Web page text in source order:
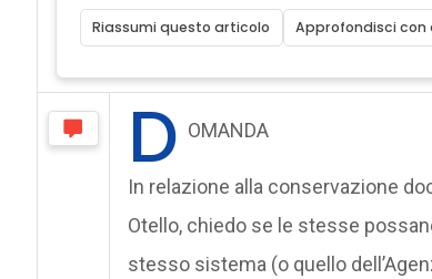
Riassumi questo articolo Approfondisci
D OMANDA
In relazione alla conservazione
Otello, chiedo se le stesse
stesso sistema (o quello